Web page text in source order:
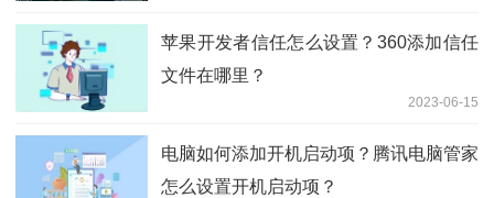
苹果开发者信任怎么设置？360添加信任
文件在哪里？
2023-06-15
电脑如何添加开机启动项？腾讯电脑管家
怎么设置开机启动项？